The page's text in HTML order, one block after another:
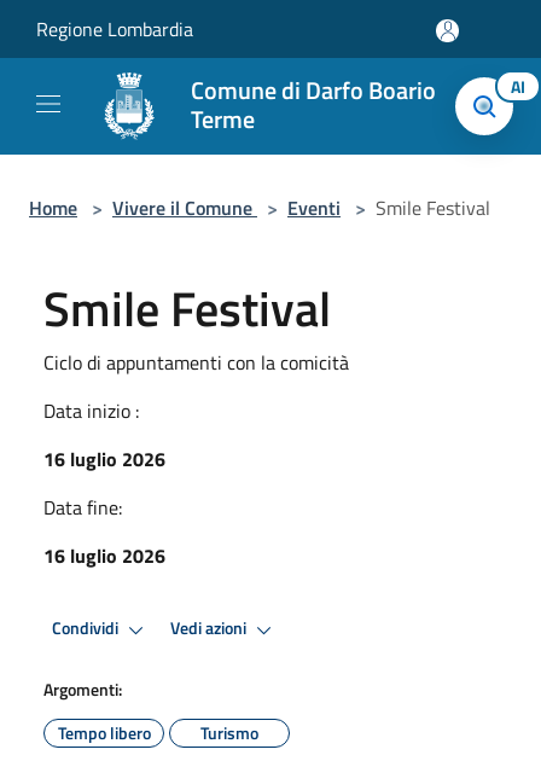
Regione Lombardia
Comune di Darfo Boario
Terme
AI
Home > Vivere il Comune > Eventi > Smile Festival
Smile Festival
Ciclo di appuntamenti con la comicità
Data inizio :
16 luglio 2026
Data fine:
16 luglio 2026
Condividi Vedi azioni
Argomenti:
Tempo libero
Turismo